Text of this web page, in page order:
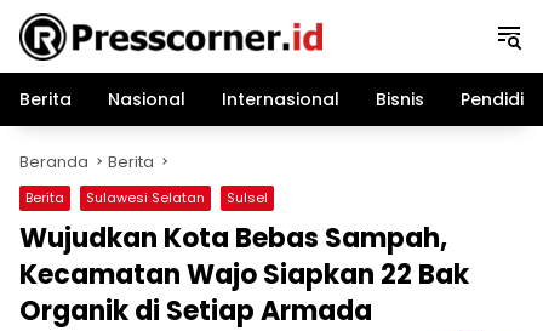
Langsung
konten
Berita
Nasional Internasional Bisnis
Beranda Berita
Berita Sulawesi Selatan Sulsel
Wujudkan Kota Bebas Sampah,
Kecamatan Wajo Siapkan 22 Bak
Organik di Setiap Armada